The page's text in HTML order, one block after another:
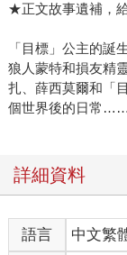
★正文故事遺補，
「目標」公主的誕
狼人蒙特和損友精
扎、薛西莫爾和「
個世界後的日常……
詳細資料
語言 中文繁